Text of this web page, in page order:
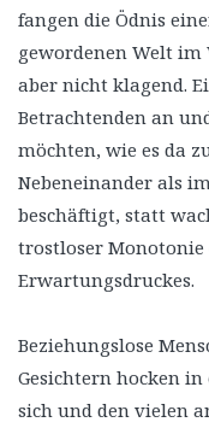
fangen die Ödnis
gewordenen Welt im
aber nicht klagend.
Betrachtenden an
möchten, wie es da
Nebeneinander als
beschäftigt, statt
trostloser
Erwartungsdruckes.
Beziehungslose
Gesichtern hocken
sich und den vielen